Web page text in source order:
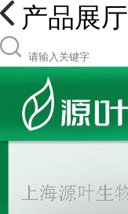
产品展厅